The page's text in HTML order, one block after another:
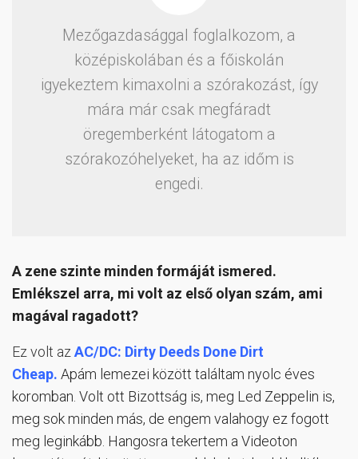
Mezőgazdasággal foglalkozom, a
középiskolában és a főiskolán
igyekeztem kimaxolni a szórakozást, így
mára már csak megfáradt
öregemberként látogatom a
szórakozóhelyeket, ha az időm is
engedi.
A zene szinte minden formáját ismered.
Emlékszel arra, mi volt az első olyan szám, ami
magával ragadott?
Ez volt az AC/DC: Dirty Deeds Done Dirt
Cheap. Apám lemezei között találtam nyolc éves
koromban. Volt ott Bizottság is, meg Led Zeppelin is,
meg sok minden más, de engem valahogy ez fogott
meg leginkább. Hangosra tekertem a Videoton